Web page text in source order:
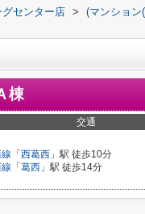
センター店 > (マンション
棟
交通
「 西葛西 」駅 徒歩10分
「 葛西 」駅 徒歩14分